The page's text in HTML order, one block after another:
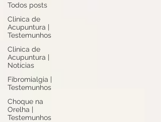
Todos posts
Clinica de
Acupuntura |
Testemunhos
Clinica de
Acupuntura |
Notícias
Fibromialgia |
Testemunhos
Choque na
Orelha |
Testemunhos